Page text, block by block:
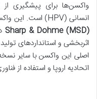
واکسن‌ها برای پیشگیری
انسانی (HPV) است. این واکسن توسط شرکت داروسازی معتبر
Sharp & Dohme (MSD)
اثربخشی و استانداردهای
اصلی این واکسن با سایر
اتحادیه اروپا و استفاده از